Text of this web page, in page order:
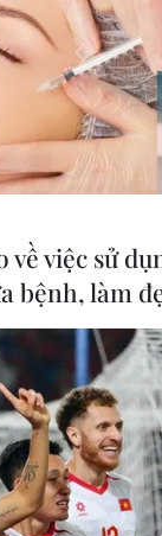
về việc sử
bệnh, làm